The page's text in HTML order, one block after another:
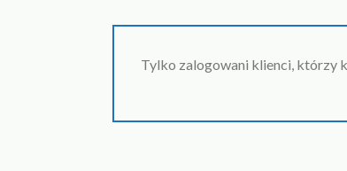
Tylko zalogowani klienci, którzy